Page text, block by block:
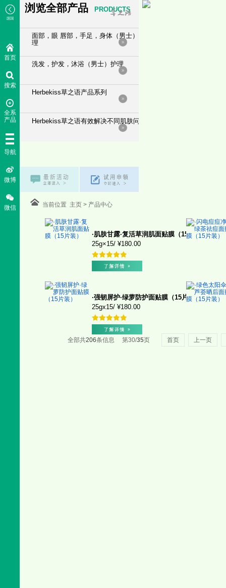
首页
搜索
全系
产品
导航
微博
微信
浏览全部产品 PRODUCTS
面部，眼 唇部，手足，身体（男士）护
理
洗发，护发，沐浴（男士）护理
Herbekiss草之语产品系列
Herbekiss草之语有效解决不同肌肤问题
当前位置 主页> 产品中心
·肌肤甘露·复活草润肌面贴膜（15片装）
25g×15/¥180.00
·强韧屏护·绿萝防护面贴膜（15片装）
25gx15/¥180.00
全部共206条信息 第30/35页 首页 上一页